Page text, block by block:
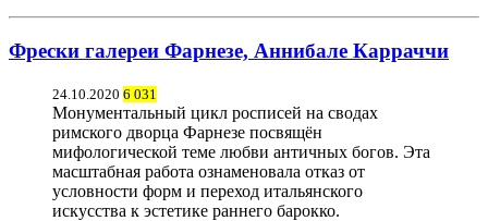
Фрески галереи Фарнезе, Аннибале Карраччи
24.10.2020 6 031
Монументальный цикл росписей на сводах
римского дворца Фарнезе посвящён
мифологической теме любви античных богов. Эта
масштабная работа ознаменовала отказ от
условности форм и переход итальянского
искусства к эстетике раннего барокко.